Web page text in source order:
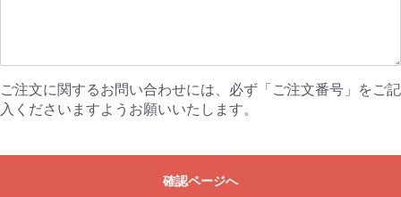
ご注文に関するお問い合わせには、必ず「ご注文番号」をご記
入くださいますようお願いいたします。
確認ページへ